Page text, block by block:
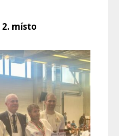
2. místo